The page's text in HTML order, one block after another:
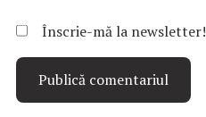
Înscrie-mă la newsletter!